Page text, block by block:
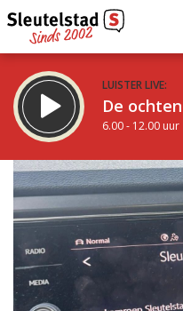
LUISTER LIVE:
De
6.00 - 12.00 uur
STRAKS:
De middag van
12.00 - 17.00 uur
Vorig uur